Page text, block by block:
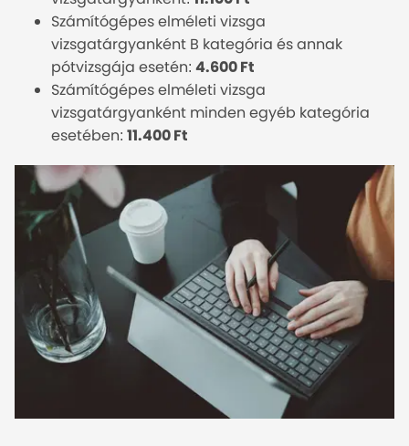
Számítógépes elméleti vizsga
vizsgatárgyanként B kategória és annak
pótvizsgája esetén: 4.600 Ft
Számítógépes elméleti vizsga
vizsgatárgyanként minden egyéb kategória
esetében: 11.400 Ft